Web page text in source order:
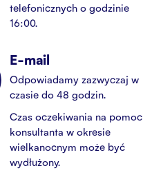
telefonicznych o godzinie
16:00.
E-mail
Odpowiadamy zazwyczaj w
czasie do 48 godzin.
Czas oczekiwania na pomoc
konsultanta w okresie
wielkanocnym może być
wydłużony.